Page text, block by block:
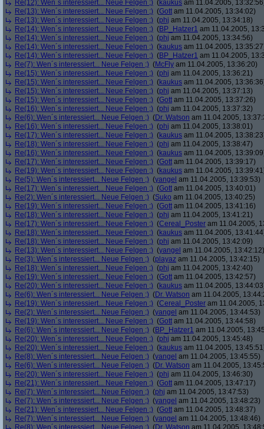
Re(12): Wen´s interessiert... Neue Felgen ;) (kaukus am 11.04.2005,
Re(13): Wen´s interessiert... Neue Felgen ;) (Gott am 11.04.2005, 13:34:02)
Re(13): Wen´s interessiert... Neue Felgen ;) (phj am 11.04.2005, 13:34:18)
Re(14): Wen´s interessiert... Neue Felgen ;) (BP_Hatzer1 am 11.04.2005,
Re(14): Wen´s interessiert... Neue Felgen ;) (phj am 11.04.2005, 13:34:56)
Re(14): Wen´s interessiert... Neue Felgen ;) (kaukus am 11.04.2005,
Re(14): Wen´s interessiert... Neue Felgen ;) (BP_Hatzer1 am 11.04.2005,
Re(7): Wen´s interessiert... Neue Felgen ;) (McFly am 11.04.2005, 13:36:20)
Re(15): Wen´s interessiert... Neue Felgen ;) (phj am 11.04.2005, 13:36:21)
Re(15): Wen´s interessiert... Neue Felgen ;) (kaukus am 11.04.2005,
Re(15): Wen´s interessiert... Neue Felgen ;) (phj am 11.04.2005, 13:37:13)
Re(15): Wen´s interessiert... Neue Felgen ;) (Gott am 11.04.2005, 13:37:26)
Re(16): Wen´s interessiert... Neue Felgen ;) (phj am 11.04.2005, 13:37:32)
Re(6): Wen´s interessiert... Neue Felgen ;) (Dr. Watson am 11.04.2005,
Re(16): Wen´s interessiert... Neue Felgen ;) (phj am 11.04.2005, 13:38:01)
Re(17): Wen´s interessiert... Neue Felgen ;) (kaukus am 11.04.2005,
Re(18): Wen´s interessiert... Neue Felgen ;) (phj am 11.04.2005, 13:38:47)
Re(16): Wen´s interessiert... Neue Felgen ;) (kaukus am 11.04.2005,
Re(17): Wen´s interessiert... Neue Felgen ;) (Gott am 11.04.2005, 13:39:17)
Re(19): Wen´s interessiert... Neue Felgen ;) (kaukus am 11.04.2005,
Re(5): Wen´s interessiert... Neue Felgen ;) (yangel am 11.04.2005, 13:39:53)
Re(17): Wen´s interessiert... Neue Felgen ;) (Gott am 11.04.2005, 13:40:01)
Re(2): Wen´s interessiert... Neue Felgen ;) (Suko am 11.04.2005, 13:40:25)
Re(19): Wen´s interessiert... Neue Felgen ;) (Gott am 11.04.2005, 13:41:16)
Re(18): Wen´s interessiert... Neue Felgen ;) (phj am 11.04.2005, 13:41:21)
Re(17): Wen´s interessiert... Neue Felgen ;) (Cereal_Poster am 11.04.2005,
Re(18): Wen´s interessiert... Neue Felgen ;) (kaukus am 11.04.2005,
Re(18): Wen´s interessiert... Neue Felgen ;) (phj am 11.04.2005, 13:42:09)
Re(13): Wen´s interessiert... Neue Felgen ;) (yangel am 11.04.2005, 13:42:12)
Re(3): Wen´s interessiert... Neue Felgen ;) (playaz am 11.04.2005, 13:42:15)
Re(18): Wen´s interessiert... Neue Felgen ;) (phj am 11.04.2005, 13:42:40)
Re(19): Wen´s interessiert... Neue Felgen ;) (Gott am 11.04.2005, 13:42:57)
Re(20): Wen´s interessiert... Neue Felgen ;) (kaukus am 11.04.2005,
Re(6): Wen´s interessiert... Neue Felgen ;) (Dr. Watson am 11.04.2005,
Re(19): Wen´s interessiert... Neue Felgen ;) (Cereal_Poster am 11.04.2005,
Re(2): Wen´s interessiert... Neue Felgen ;) (yangel am 11.04.2005, 13:44:53)
Re(19): Wen´s interessiert... Neue Felgen ;) (Gott am 11.04.2005, 13:44:58)
Re(6): Wen´s interessiert... Neue Felgen ;) (BP_Hatzer1 am 11.04.2005,
Re(20): Wen´s interessiert... Neue Felgen ;) (phj am 11.04.2005, 13:45:48)
Re(20): Wen´s interessiert... Neue Felgen ;) (kaukus am 11.04.2005,
Re(8): Wen´s interessiert... Neue Felgen ;) (yangel am 11.04.2005, 13:45:55)
Re(6): Wen´s interessiert... Neue Felgen ;) (Dr. Watson am 11.04.2005,
Re(20): Wen´s interessiert... Neue Felgen ;) (phj am 11.04.2005, 13:46:30)
Re(21): Wen´s interessiert... Neue Felgen ;) (Gott am 11.04.2005, 13:47:17)
Re(7): Wen´s interessiert... Neue Felgen ;) (phj am 11.04.2005, 13:47:53)
Re(7): Wen´s interessiert... Neue Felgen ;) (yangel am 11.04.2005, 13:48:23)
Re(21): Wen´s interessiert... Neue Felgen ;) (Gott am 11.04.2005, 13:48:37)
Re(7): Wen´s interessiert... Neue Felgen ;) (yangel am 11.04.2005, 13:48:46)
Re(8): Wen´s interessiert... Neue Felgen ;) (Dr. Watson am 11.04.2005,